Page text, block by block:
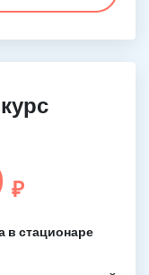
₽
в стационаре